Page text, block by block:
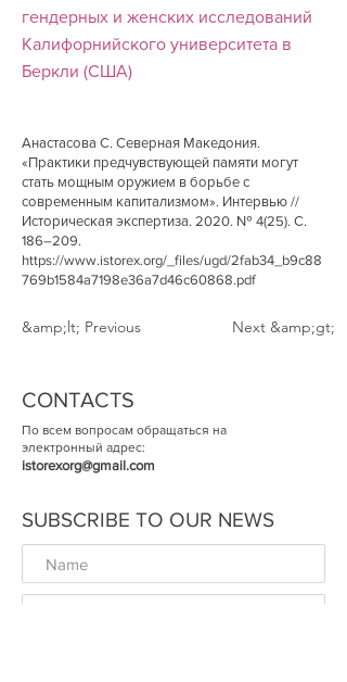
гендерных и женских исследований
Калифорнийского университета в
Беркли (США)
Анастасова С. Северная Македония.
«Практики предчувствующей памяти могут
стать мощным оружием в борьбе с
современным капитализмом». Интервью //
Историческая экспертиза. 2020. № 4(25). С.
186–209.
https://www.istorex.org/_files/ugd/2fab34_b9c88
769b1584a7198e36a7d46c60868.pdf
&amp;lt; Previous Next &amp;gt;
CONTACTS
По всем вопросам обращаться на
электронный адрес:
istorexorg@gmail.com
SUBSCRIBE TO OUR NEWS